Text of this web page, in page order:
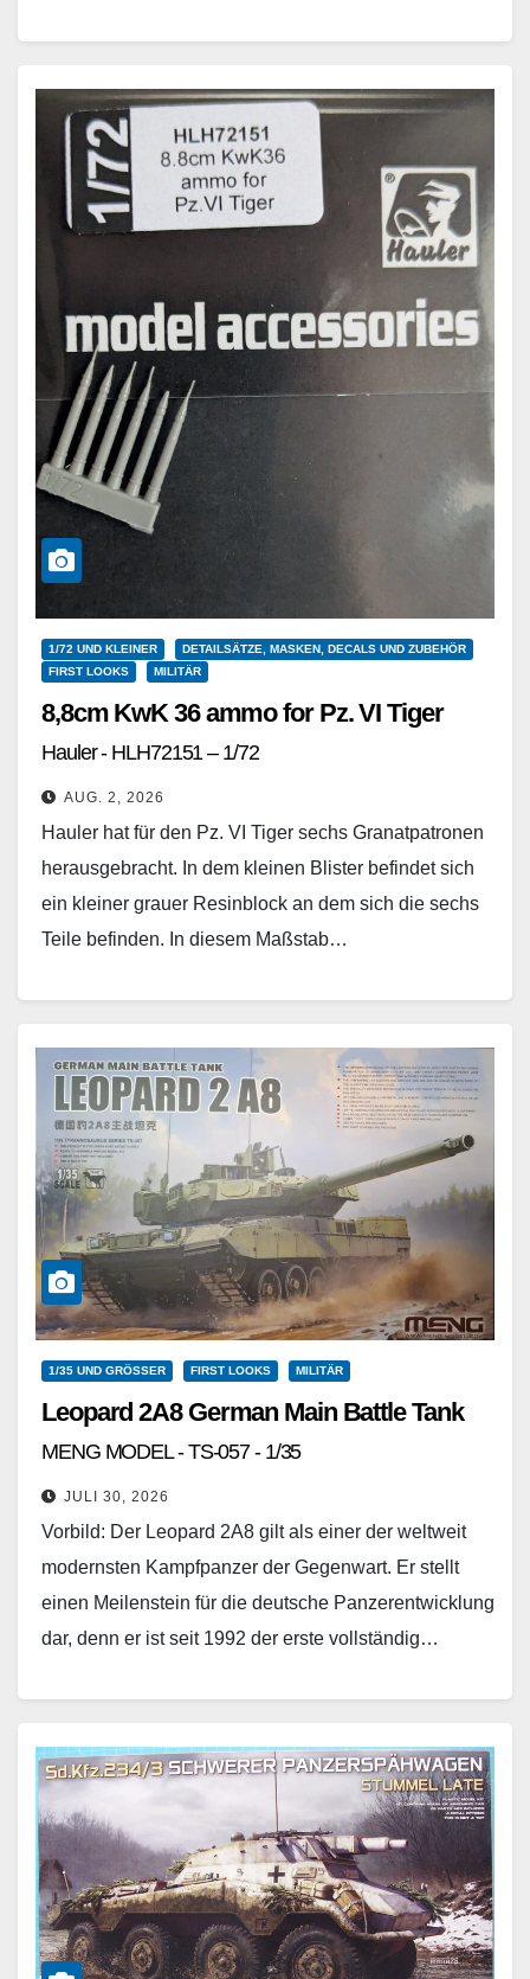
1/72 UND KLEINER
DETAILSÄTZE, MASKEN, DECALS UND ZUBEHÖR
FIRST LOOKS
MILITÄR
8,8cm KwK 36 ammo for Pz. VI Tiger
Hauler - HLH72151 – 1/72
AUG. 2, 2026
Hauler hat für den Pz. VI Tiger sechs Granatpatronen
herausgebracht. In dem kleinen Blister befindet sich
ein kleiner grauer Resinblock an dem sich die sechs
Teile befinden. In diesem Maßstab…
1/35 UND GRÖSSER FIRST LOOKS MILITÄR
Leopard 2A8 German Main Battle Tank
MENG MODEL - TS-057 - 1/35
JULI 30, 2026
Vorbild: Der Leopard 2A8 gilt als einer der weltweit
modernsten Kampfpanzer der Gegenwart. Er stellt
einen Meilenstein für die deutsche Panzerentwicklung
dar, denn er ist seit 1992 der erste vollständig…